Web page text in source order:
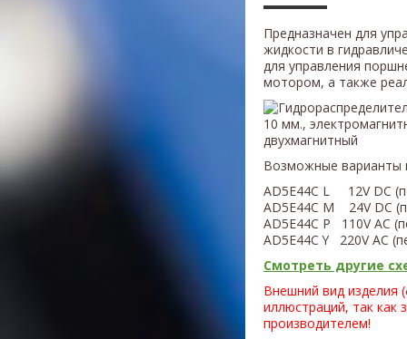
Предназначен для
жидкости в
для управления
мотором, а также
Возможные варианты
AD5E44C L 12V DC
AD5E44C M 24V DC
AD5E44C P 110V AC
AD5E44C Y 220V AC
Смотреть другие
Внешний вид изделия
иллюстраций, так как
производителем!